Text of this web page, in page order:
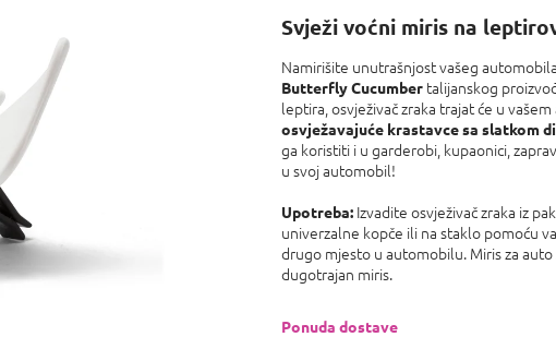
je
od
5
zvjezdica.
Ponuda dostave
Svježi voćni miris na
Namirišite unutrašnjost vašeg automobila
Butterfly Cucumber talijanskog
leptira, osvježivač zraka trajat će u
osvježavajuće krastavce sa slatkom
ga koristiti i u garderobi, kupaonici,
u svoj automobil!
Upotreba: Izvadite osvježivač zraka iz
univerzalne kopče ili na staklo pomoću
drugo mjesto u automobilu. Miris za
dugotrajan miris.